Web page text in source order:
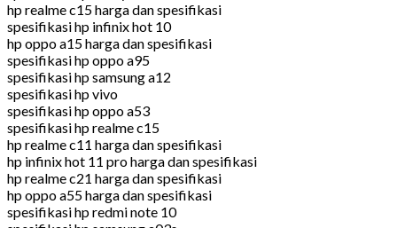
hp realme c15 harga dan spesifikasi
spesifikasi hp infinix hot 10
hp oppo a15 harga dan spesifikasi
spesifikasi hp oppo a95
spesifikasi hp samsung a12
spesifikasi hp vivo
spesifikasi hp oppo a53
spesifikasi hp realme c15
hp realme c11 harga dan spesifikasi
hp infinix hot 11 pro harga dan spesifikasi
hp realme c21 harga dan spesifikasi
hp oppo a55 harga dan spesifikasi
spesifikasi hp redmi note 10